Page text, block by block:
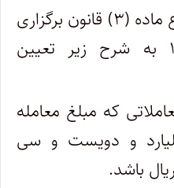
۱- نصاب معاملات موضوع ماده (۳) قانون برگزاری
مناقصات مصوب ۱۳۸۳ به شرح زیر تعیین
که مبلغ معامله
و دویست و سی